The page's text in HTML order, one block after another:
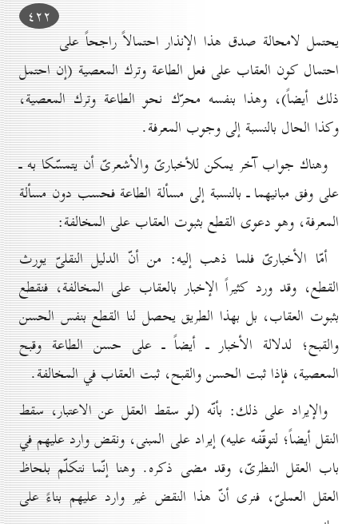
٤۲۲
يحتمل لامحالة صدق هذا الإنذار احتمالاً راجحاً على
احتمال كون العقاب على فعل الطاعة وترك المعصية (إن احتمل
ذلك أيضاً)، وهذا بنفسه محرّك نحو الطاعة وترك المعصية،
وكذا الحال بالنسبة إلى وجوب المعرفة.
وهناك جواب آخر يمكن للأخبارىّ والأشعرىّ أن يتمسّكا به ـ
على وفق مبانيهما ـ بالنسبة إلى مسألة الطاعة فحسب دون مسألة
المعرفة، وهو دعوى القطع بثبوت العقاب على المخالفة:
أمّا الأخبارىّ فلما ذهب إليه: من أنّ الدليل النقلىّ يورث
القطع، وقد ورد كثيراً الإخبار بالعقاب على المخالفة، فنقطع
بثبوت العقاب، بل بهذا الطريق يحصل لنا القطع بنفس الحسن
والقبح؛ لدلالة الأخبار ـ أيضاً ـ على حسن الطاعة وقبح
المعصية، فإذا ثبت الحسن والقبح، ثبت العقاب في المخالفة.
والإيراد على ذلك: بأنّه (لو سقط العقل عن الاعتبار، سقط
النقل أيضاً؛ لتوقّفه عليه) إيراد على المبنى، ونقض وارد عليهم في
باب العقل النظرىّ، وقد مضى ذكره. وهنا إنّما نتكلّم بلحاظ
العقل العملىّ، فنرى أنّ هذا النقض غير وارد عليهم بناءً على